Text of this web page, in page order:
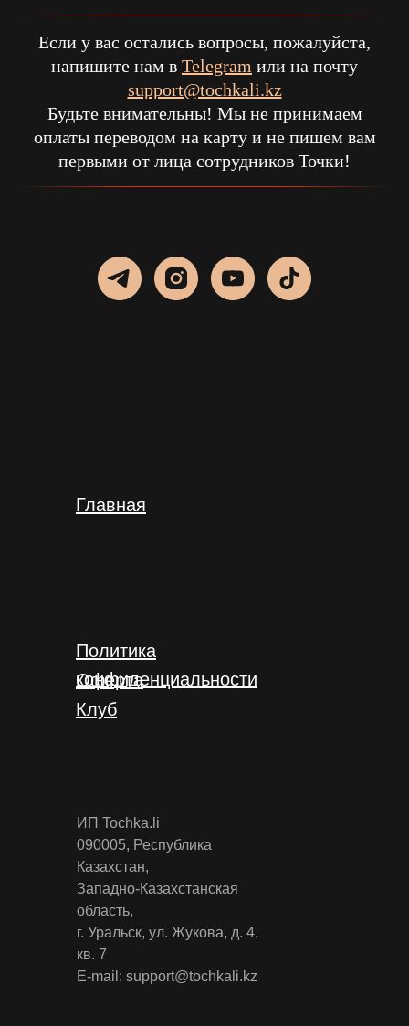
Если у вас остались вопросы, пожалуйста,
напишите нам в Telegram или на почту
support@tochkali.kz
Будьте внимательны! Мы не принимаем
оплаты переводом на карту и не пишем вам
первыми от лица сотрудников Точки!
ИП Tochka.li
090005, Республика
Казахстан,
Западно-Казахстанская
область,
г. Уральск, ул. Жукова, д. 4,
кв. 7
E-mail: support@tochkali.kz
Главная
Оферта
Клуб
Политика
конфиденциальности